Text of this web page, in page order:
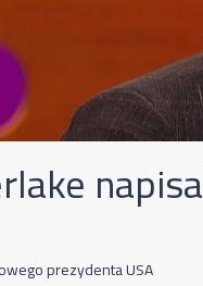
prezydenta USA